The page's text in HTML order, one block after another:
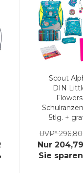
Scout
DIN
Flowers
5tlg. +
UVP*
Nur 204,79
Sie sparen